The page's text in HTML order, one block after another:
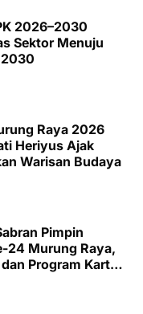
2026–2030
Sektor Menuju
Raya 2026
Heriyus Ajak
Warisan Budaya
Pimpin
24 Murung Raya,
Program Kartu